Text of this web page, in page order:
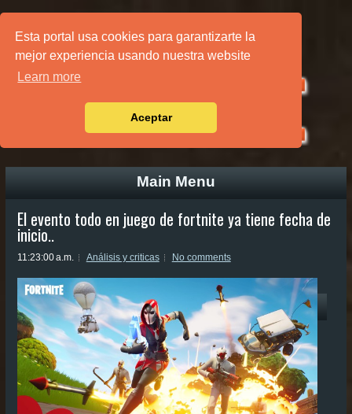
Esta portal usa cookies para garantizarte la
mejor experiencia usando nuestra website
Learn more
Aceptar
PÁGINA PRINCIPAL
Main Menu
El evento todo en juego de fortnite ya tiene fecha de
inicio..
11:23:00 a.m. Análisis y criticas No comments